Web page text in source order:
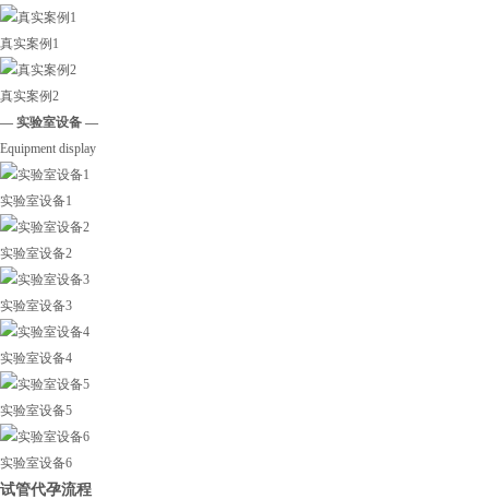
真实案例1
真实案例2
— 实验室设备 —
Equipment display
实验室设备1
实验室设备2
实验室设备3
实验室设备4
实验室设备5
实验室设备6
试管代孕流程